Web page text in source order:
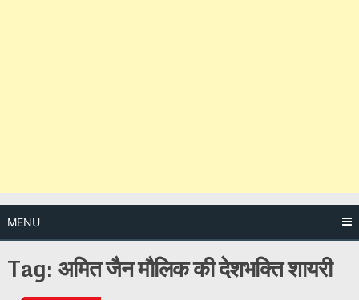
MENU
Tag:अमित जैन मौलिक की देशभक्ति शायरी